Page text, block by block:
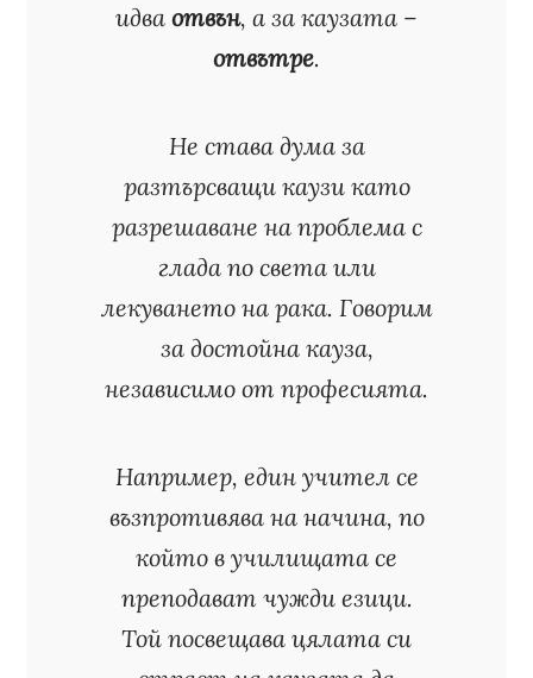
идва отвън, а за каузата –
отвътре.
Не става дума за
разтърсващи каузи като
разрешаване на проблема с
глада по света или
лекуването на рака. Говорим
за достойна кауза,
независимо от професията.
Например, един учител се
възпротивява на начина, по
който в училищата се
преподават чужди езици.
Той посвещава цялата си